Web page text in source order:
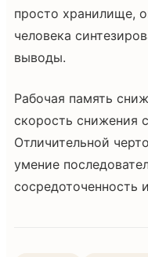
просто хранилище,
человека
выводы.
Рабочая память
скорость снижения
Отличительной
умение
сосредоточенность